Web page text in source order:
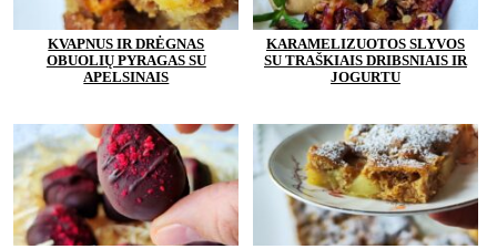
KVAPNUS IR DRĖGNAS
OBUOLIŲ PYRAGAS SU
APELSINAIS
KARAMELIZUOTOS SLYVOS
SU TRAŠKIAIS DRIBSNIAIS IR
JOGURTU